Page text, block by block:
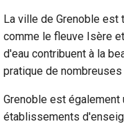
La ville de Grenoble est
comme le fleuve Isère
d'eau contribuent à la
pratique de
Grenoble est
établissements